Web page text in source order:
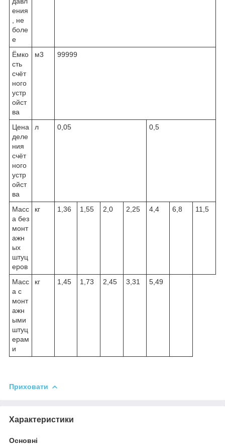
ения
, не
боле
е
Ёмко
сть
счёт
ного
устр
ойст
ва
м3 99999
Цена
деле
ния
счёт
ного
устр
ойст
ва
л 0,05 0,5
Масс
а без
монт
ажн
ых
штуц
еров
кг 1,36 1,55 2,0 2,25 4,4 6,8 11,5
Масс
а с
монт
ажн
ыми
штуц
ерам
и
кг 1,45 1,73 2,45 3,31 5,49
Приховати
Характеристики
Основні